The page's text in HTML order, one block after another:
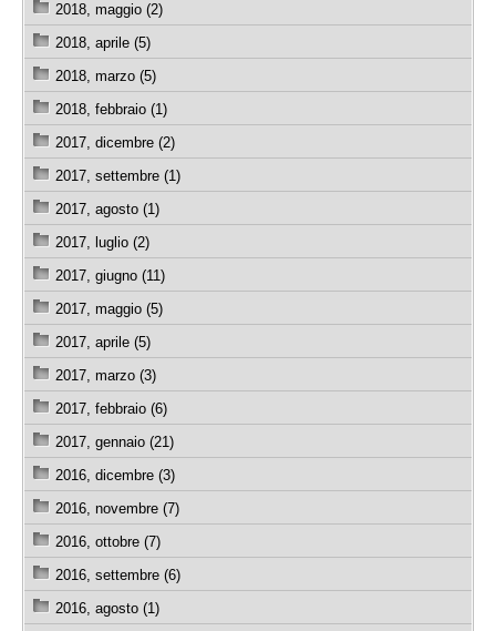
2018, maggio (2)
2018, aprile (5)
2018, marzo (5)
2018, febbraio (1)
2017, dicembre (2)
2017, settembre (1)
2017, agosto (1)
2017, luglio (2)
2017, giugno (11)
2017, maggio (5)
2017, aprile (5)
2017, marzo (3)
2017, febbraio (6)
2017, gennaio (21)
2016, dicembre (3)
2016, novembre (7)
2016, ottobre (7)
2016, settembre (6)
2016, agosto (1)